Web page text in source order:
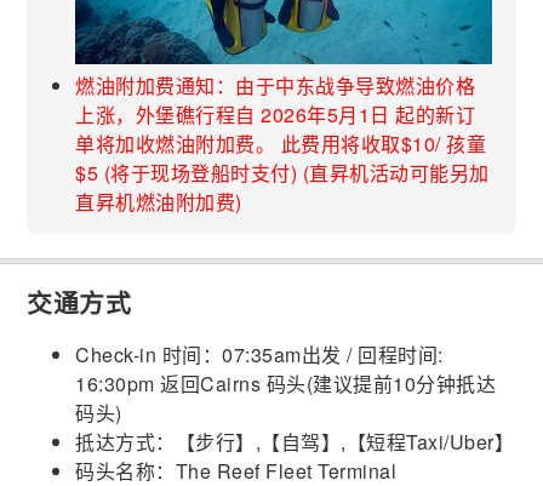
燃油附加费通知：由于中东战争导致燃油价格
上涨，外堡礁行程自 2026年5月1日 起的新订
单将加收燃油附加费。 此费用将收取$10/ 孩童
$5 (将于现场登船时支付) (直昇机活动可能另加
直昇机燃油附加费)
交通方式
Check-in 时间：07:35am出发 / 回程时间:
16:30pm 返回Cairns 码头(建议提前10分钟扺达
码头)
抵达方式：【步行】,【自驾】,【短程Taxi/Uber】
码头名称：The Reef Fleet Terminal